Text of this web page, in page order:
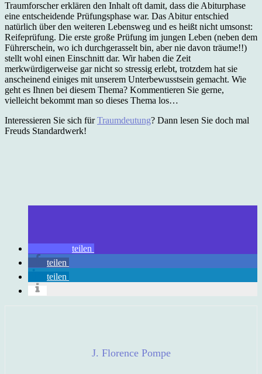
Traumforscher erklären den Inhalt oft damit, dass die Abiturphase
eine entscheidende Prüfungsphase war. Das Abitur entschied
natürlich über den weiteren Lebensweg und es heißt nicht umsonst:
Reifeprüfung. Die erste große Prüfung im jungen Leben (neben dem
Führerschein, wo ich durchgerasselt bin, aber nie davon träume!!)
stellt wohl einen Einschnitt dar. Wir haben die Zeit
merkwürdigerweise gar nicht so stressig erlebt, trotzdem hat sie
anscheinend einiges mit unserem Unterbewusstsein gemacht. Wie
geht es Ihnen bei diesem Thema? Kommentieren Sie gerne,
vielleicht bekommt man so dieses Thema los…
Interessieren Sie sich fürTraumdeutung? Dann lesen Sie doch mal
Freuds Standardwerk!
teilen
teilen
teilen
J. Florence Pompe